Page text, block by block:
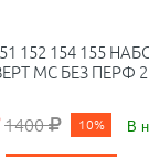
152 154 155
МС БЕЗ ПЕРФ
1400 10% В